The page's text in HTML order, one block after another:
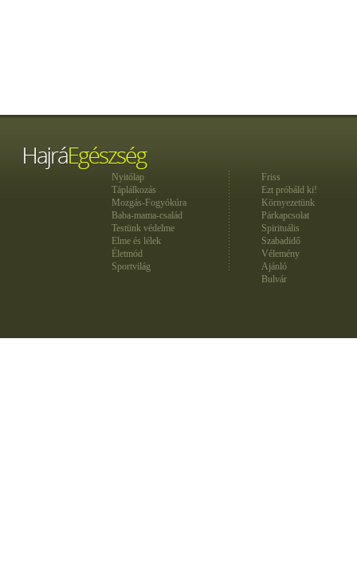
Nyitólap
Táplálkozás
Mozgás-Fogyókúra
Baba-mama-család
Testünk védelme
Elme és lélek
Életmód
Sportvilág
Friss
Ezt próbáld ki!
Környezetünk
Párkapcsolat
Spirituális
Szabadidő
Vélemény
Ajánló
Bulvár